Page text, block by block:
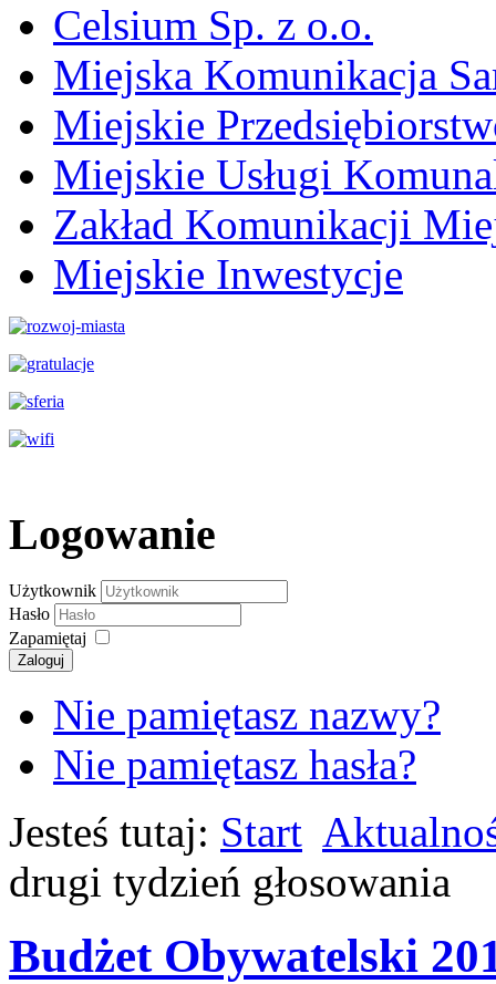
Celsium Sp. z o.o.
Miejska Komunikacja
Miejskie
Miejskie Usługi
Zakład Komunikacji
Miejskie Inwestycje
Logowanie
Użytkownik
Hasło
Zapamiętaj
Zaloguj
Nie pamiętasz nazwy?
Nie pamiętasz hasła?
Jesteś tutaj: Start
drugi tydzień głosowania
Budżet Obywatelski